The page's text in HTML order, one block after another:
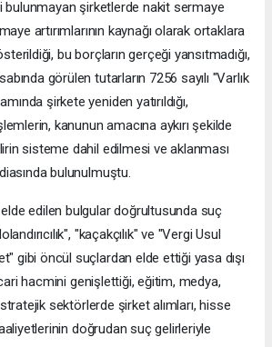
bulunmayan şirketlerde nakit sermaye
artırımlarının kaynağı olarak ortaklara
bu borçların gerçeği yansıtmadığı,
görülen tutarların 7256 sayılı "Varlık
şirkete yeniden yatırıldığı,
kanunun amacına aykırı şekilde
sisteme dahil edilmesi ve aklanması
bulunulmuştu.
edilen bulgular doğrultusunda suç
"kaçakçılık" ve "Vergi Usul
gibi öncül suçlardan elde ettiği yasa dışı
hacmini genişlettiği, eğitim, medya,
sektörlerde şirket alımları, hisse
doğrudan suç gelirleriyle